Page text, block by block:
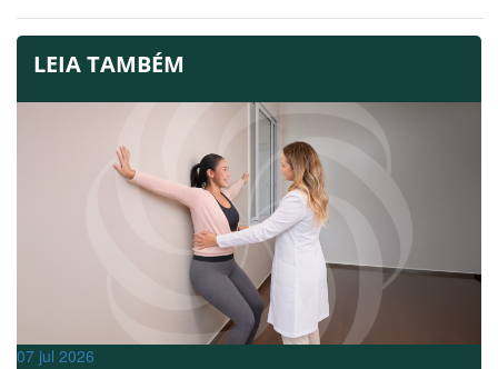
LEIA TAMBÉM
07 jul 2026